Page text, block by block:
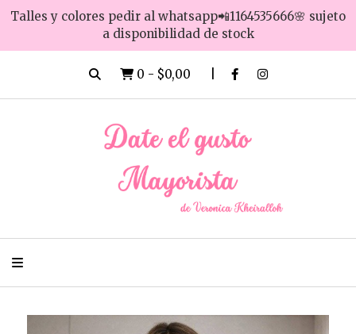
Talles y colores pedir al whatsapp📲1164535666🌸 sujeto
a disponibilidad de stock
0 - $0,00